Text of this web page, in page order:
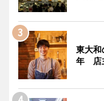
東大和
年 店